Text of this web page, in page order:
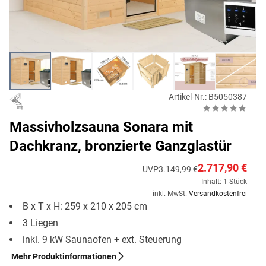
Artikel-Nr.: B5050387
Massivholzsauna Sonara mit
Dachkranz, bronzierte Ganzglastür
UVP3.149,99 €2.717,90 €
Inhalt: 1 Stück
inkl. MwSt. Versandkostenfrei
B x T x H: 259 x 210 x 205 cm
3 Liegen
inkl. 9 kW Saunaofen + ext. Steuerung
Mehr Produktinformationen